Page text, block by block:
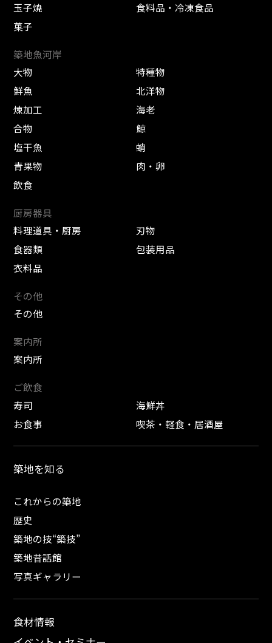
玉子焼
食料品・冷凍食品
菓子
築地魚河岸
大物
特種物
鮮魚
北洋物
煉加工
海老
合物
鯨
塩干魚
蛸
青果物
肉・卵
飲食
厨房器具
料理道具・厨房
刃物
食器類
包装用品
衣料品
その他
その他
案内所
案内所
ご飲食
寿司
海鮮丼
お食事
喫茶・軽食・居酒屋
築地を知る
これからの築地
歴史
築地の技“築技”
築地昔話館
写真ギャラリー
食材情報